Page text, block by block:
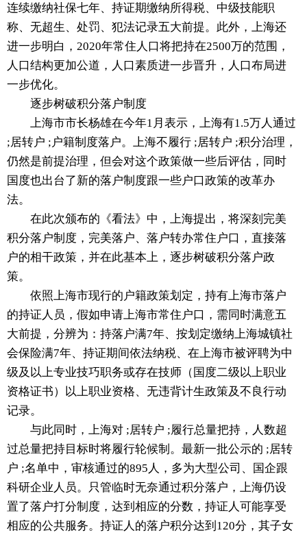
连续缴纳社保七年、持证期缴纳所得税、中级技能职
称、无超生、处罚、犯法记录五大前提。此外，上海还
进一步明白，2020年常住人口将把持在2500万的范围，
人口结构更加公道，人口素质进一步晋升，人口布局进
一步优化。
逐步树破积分落户制度
上海市市长杨雄在今年1月表示，上海有1.5万人通过
;居转户 ;户籍制度落户。上海不履行 ;居转户 ;积分治理，
仍然是前提治理，但会对这个政策做一些后评估，同时
国度也出台了新的落户制度跟一些户口政策的改革办
法。
在此次颁布的《看法》中，上海提出，将深刻完美
积分落户制度，完美落户、落户转办常住户口，直接落
户的相干政策，并在此基本上，逐步树破积分落户政
策。
依照上海市现行的户籍政策划定，持有上海市落户
的持证人员，假如申请上海市常住户口，需同时满意五
大前提，分辨为：持落户满7年、按划定缴纳上海城镇社
会保险满7年、持证期间依法纳税、在上海市被评聘为中
级及以上专业技巧职务或存在技师（国度二级以上职业
资格证书）以上职业资格、无违背计生政策及不良行动
记录。
与此同时，上海对 ;居转户 ;履行总量把持，人数超
过总量把持目标时将履行轮候制。最新一批公示的 ;居转
户 ;名单中，审核通过的895人，多为大型公司、国企跟
科研企业人员。只管临时无奈通过积分落户，上海仍设
置了落户打分制度，达到相应的分数，持证人可能享受
相应的公共服务。持证人的落户积分达到120分，其子女